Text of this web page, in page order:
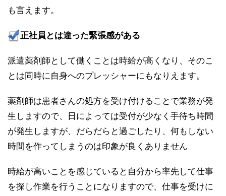
も言えます。
正社員とは違った緊張感がある
派遣薬剤師として働くことは時給が高くなり、そのこ
とは同時に自身へのプレッシャーにもなりえます。
薬剤師は患者さんの処方を受け付けることで業務が発
生しますので、日によっては受付が少なく手待ち時間
が発生しますが、だらだらと過ごしたり、何もしない
時間を作ってしまうのは印象が良くありません
時給が高いことを感じていると自分から率先して仕事
を探し作業を行うことになりますので、仕事を受けに